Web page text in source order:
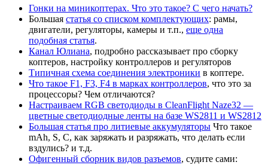
Гонки на миникоптерах. Что это такое? С чего начать?
Большая статья со списком комплектующих: рамы,
двигатели, регуляторы, камеры и т.п., еще одна
подобная статья.
Канал Юлиана, подробно рассказывает про сборку
коптеров, настройку контроллеров и регуляторов
Типичная схема соединения электроники в коптере.
Что такое F1, F3, F4 в марках контроллеров, что это за
процессоры? Чем отличаются?
Настраиваем RGB светодиоды в CleanFlight Naze32 —
цветные светодиодные ленты на базе WS2811 и WS2812
Большая статья про литиевые аккумуляторы Что такое
mAh, S, С, как заряжать и разряжать, что делать если
вздулись? и т.д.
Офигенный сборник видов разъемов, судите сами: